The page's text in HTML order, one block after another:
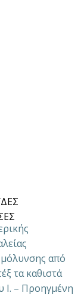
από
τα καθιστά
Ι. – Προηγμένη